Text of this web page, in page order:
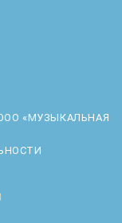
«МУЗЫКАЛЬНАЯ